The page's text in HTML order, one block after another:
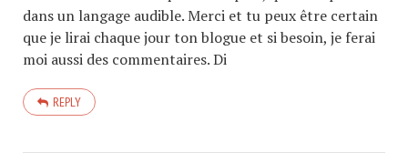
dans un langage audible. Merci et tu peux être certain
que je lirai chaque jour ton blogue et si besoin, je ferai
moi aussi des commentaires. Di
REPLY